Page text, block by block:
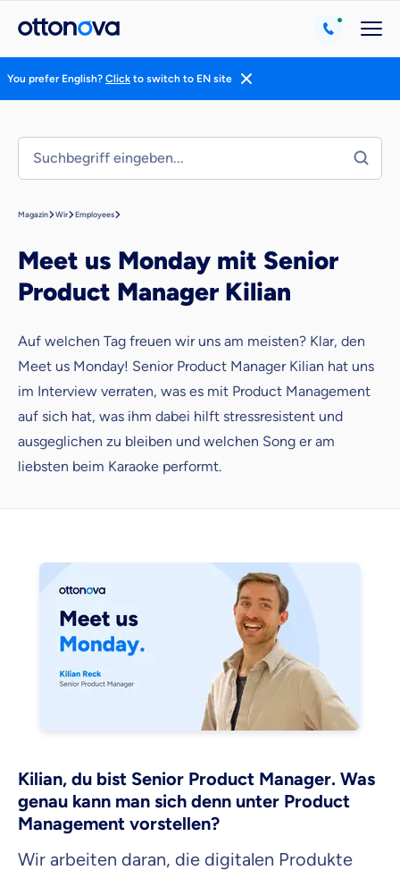
You prefer English? Click to switch to EN site
Magazin Wir Employees
Meet us Monday mit Senior
Product Manager Kilian
Auf welchen Tag freuen wir uns am meisten? Klar, den
Meet us Monday! Senior Product Manager Kilian hat uns
im Interview verraten, was es mit Product Management
auf sich hat, was ihm dabei hilft stressresistent und
ausgeglichen zu bleiben und welchen Song er am
liebsten beim Karaoke performt.
Kilian, du bist Senior Product Manager. Was
genau kann man sich denn unter Product
Management vorstellen?
Wir arbeiten daran, die digitalen Produkte
Weil es uns wichtig ist, dass
du dich gut beraten fühlst.
Vergleich mit anderen Tarifen am Markt
Wir helfen dir dabei Unterschiede in
Versicherungen zu verstehen
Wozu dürfen wir dich beraten?
Versicherungsprodukt wählen
Beamten